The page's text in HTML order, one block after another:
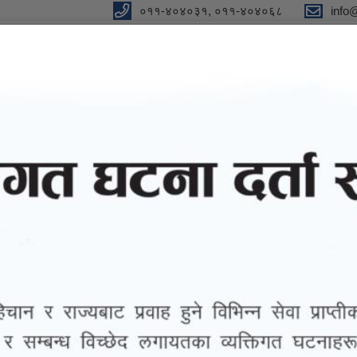
०११-४०४०३१, ०११-४०४०६८
Strong Campaign"
Dapcha Sadak & Shyampati Kurugaun Wada Karyalaya Hudai
Tallohatiya Dapcha Sadak &
Tallohatiya Dapcha Sadak
Wada Karyalaya Hudai Bhalukharka Jodne Sadak)